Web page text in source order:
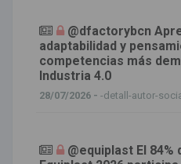
@dfactorybcn
adaptabilidad y
competencias más
Industria 4.0
28/07/2026 - -detall-autor-
@equiplast El